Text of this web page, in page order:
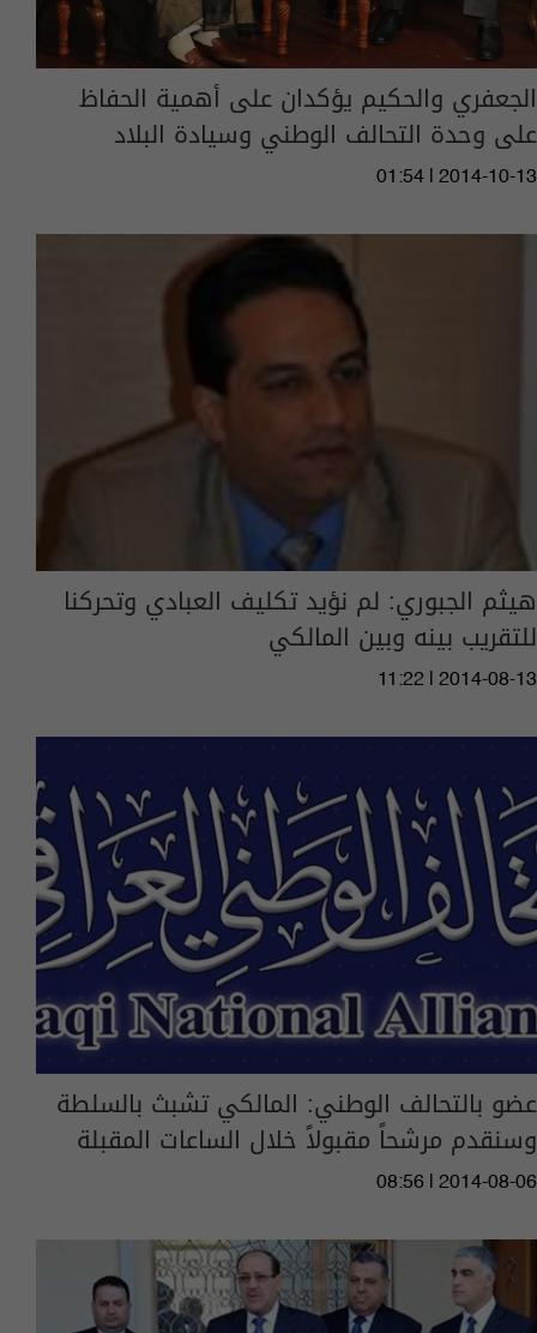
الجعفري والحكيم يؤكدان على أهمية الحفاظ
على وحدة التحالف الوطني وسيادة البلاد
01:54 | 2014-10-13
هيثم الجبوري: لم نؤيد تكليف العبادي وتحركنا
للتقريب بينه وبين المالكي
11:22 | 2014-08-13
عضو بالتحالف الوطني: المالكي تشبث بالسلطة
وسنقدم مرشحاً مقبولاً خلال الساعات المقبلة
08:56 | 2014-08-06